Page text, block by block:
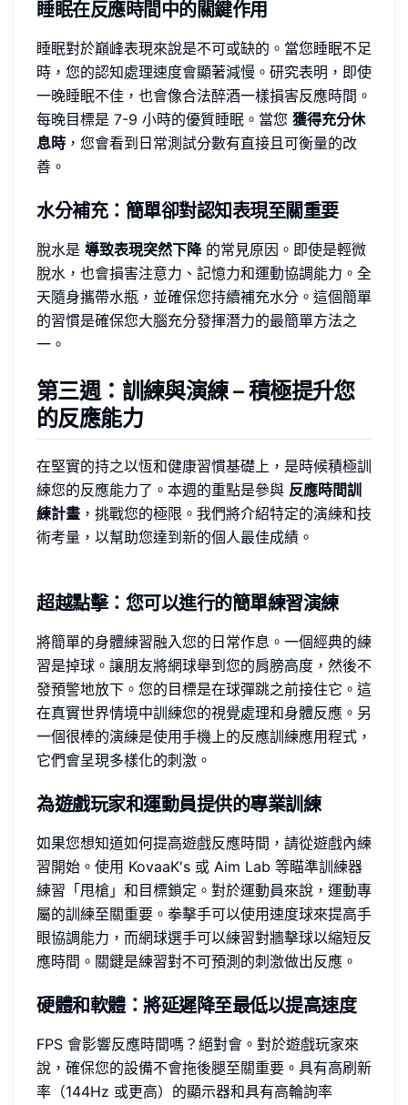
睡眠在反應時間中的關鍵作用
睡眠對於巔峰表現來說是不可或缺的。當您睡眠不足
時，您的認知處理速度會顯著減慢。研究表明，即使
一晚睡眠不佳，也會像合法醉酒一樣損害反應時間。
每晚目標是 7-9 小時的優質睡眠。當您 獲得充分休
息時 ，您會看到日常測試分數有直接且可衡量的改
善。
水分補充：簡單卻對認知表現至關重要
脫水是 導致表現突然下降的常見原因。即使是輕微
脫水，也會損害注意力、記憶力和運動協調能力。全
天隨身攜帶水瓶，並確保您持續補充水分。這個簡單
的習慣是確保您大腦充分發揮潛力的最簡單方法之
一。
第三週：訓練與演練 – 積極提升您
的反應能力
在堅實的持之以恆和健康習慣基礎上，是時候積極訓
練您的反應能力了。本週的重點是參與 反應時間訓
練計畫 ，挑戰您的極限。我們將介紹特定的演練和技
術考量，以幫助您達到新的個人最佳成績。
超越點擊：您可以進行的簡單練習演練
將簡單的身體練習融入您的日常作息。一個經典的練
習是掉球。讓朋友將網球舉到您的肩膀高度，然後不
發預警地放下。您的目標是在球彈跳之前接住它。這
在真實世界情境中訓練您的視覺處理和身體反應。另
一個很棒的演練是使用手機上的反應訓練應用程式，
它們會呈現多樣化的刺激。
為遊戲玩家和運動員提供的專業訓練
如果您想知道如何提高遊戲反應時間，請從遊戲內練
習開始。使用 KovaaK's 或 Aim Lab 等瞄準訓練器
練習「甩槍」和目標鎖定。對於運動員來說，運動專
屬的訓練至關重要。拳擊手可以使用速度球來提高手
眼協調能力，而網球選手可以練習對牆擊球以縮短反
應時間。關鍵是練習對不可預測的刺激做出反應。
硬體和軟體：將延遲降至最低以提高速度
FPS 會影響反應時間嗎？絕對會。對於遊戲玩家來
說，確保您的設備不會拖後腿至關重要。具有高刷新
率（144Hz 或更高）的顯示器和具有高輪詢率